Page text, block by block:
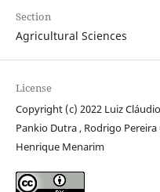
Section
Agricultural Sciences
License
Copyright (c) 2022 Luiz
Pankio Dutra , Rodrigo
Henrique Menarim